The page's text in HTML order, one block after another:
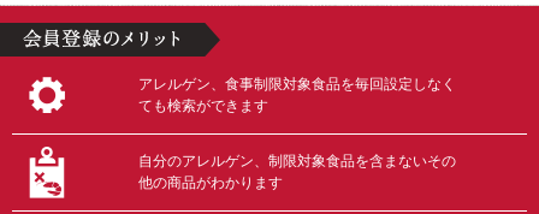
アレルゲン、食事制限対象食品を毎回設定しなく
ても検索ができます
自分のアレルゲン、制限対象食品を含まないその
他の商品がわかります